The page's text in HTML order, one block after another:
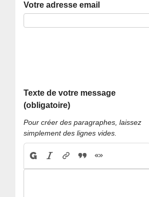
Votre adresse email
Texte de votre message
(obligatoire)
Pour créer des paragraphes, laissez
simplement des lignes vides.